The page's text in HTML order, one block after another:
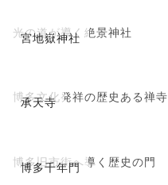
宮地嶽神社
光の道が導く絶景神社
承天寺
博多文化発祥の歴史ある禅寺
博多千年門
博多旧市街へ導く歴史の門